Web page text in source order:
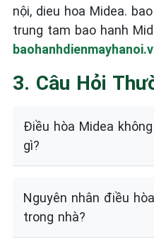
nội, dieu hoa Midea.
trung tam bao hanh
3. Câu Hỏi
Điều hòa Midea
gì?
Nguyên nhân điều
trong nhà?